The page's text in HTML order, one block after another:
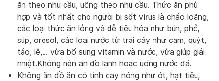
ăn theo nhu cầu, uống theo nhu cầu. Thức ăn phù
hợp và tốt nhất cho người bị sốt virus là cháo loãng,
các loại thức ăn lỏng và dễ tiêu hóa như bún, phở,
súp, oresol, các loại nước từ trái cây như cam, quýt,
táo, lê,… vừa bổ sung vitamin và nước, vừa giúp giải
nhiệt.Không nên ăn đồ lạnh hoặc uống nước đá.
Không ăn đồ ăn có tính cay nóng như ớt, hạt tiêu,